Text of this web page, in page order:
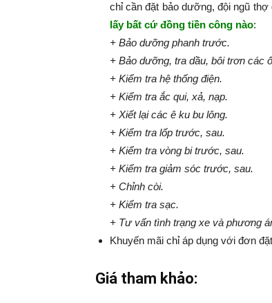
chỉ cần đặt bảo dưỡng, đội ngũ thợ
lấy bất cứ đồng tiền công nào:​​​​​
+ Bảo dưỡng phanh trước.
+ Bảo dưỡng, tra dầu, bôi trơn các
+ Kiểm tra hệ thống điện.
+ Kiểm tra ắc qui, xả, nạp.
+ Xiết lại các ê ku bu lông.
+ Kiểm tra lốp trước, sau.
+ Kiểm tra vòng bi trước, sau.
+ Kiểm tra giảm sóc trước, sau.
+ Chỉnh còi.
+ Kiểm tra sạc.
+ Tư vấn tình trạng xe và phương
Khuyến mãi chỉ áp dụng với đơn
Giá tham khảo: